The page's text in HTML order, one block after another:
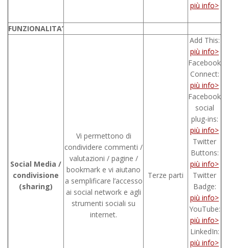
più info>
FUNZIONALITA’
Social Media /
condivisione
(sharing)
Vi permettono di
condividere commenti /
valutazioni / pagine /
bookmark e vi aiutano
a semplificare l’accesso
ai social network e agli
strumenti sociali su
internet.
Terze parti
Add This:
più info>
Facebook
Connect:
più info>
Facebook
social
plug-ins:
più info>
Twitter
Buttons:
più info>
Twitter
Badge:
più info>
YouTube:
più info>
LinkedIn:
più info>